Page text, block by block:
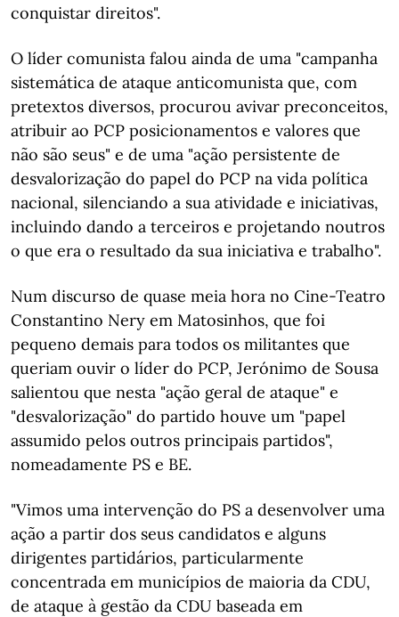
conquistar direitos".
O líder comunista falou ainda de uma "campanha
sistemática de ataque anticomunista que, com
pretextos diversos, procurou avivar preconceitos,
atribuir ao PCP posicionamentos e valores que
não são seus" e de uma "ação persistente de
desvalorização do papel do PCP na vida política
nacional, silenciando a sua atividade e iniciativas,
incluindo dando a terceiros e projetando noutros
o que era o resultado da sua iniciativa e trabalho".
Num discurso de quase meia hora no Cine-Teatro
Constantino Nery em Matosinhos, que foi
pequeno demais para todos os militantes que
queriam ouvir o líder do PCP, Jerónimo de Sousa
salientou que nesta "ação geral de ataque" e
"desvalorização" do partido houve um "papel
assumido pelos outros principais partidos",
nomeadamente PS e BE.
"Vimos uma intervenção do PS a desenvolver uma
ação a partir dos seus candidatos e alguns
dirigentes partidários, particularmente
concentrada em municípios de maioria da CDU,
de ataque à gestão da CDU baseada em